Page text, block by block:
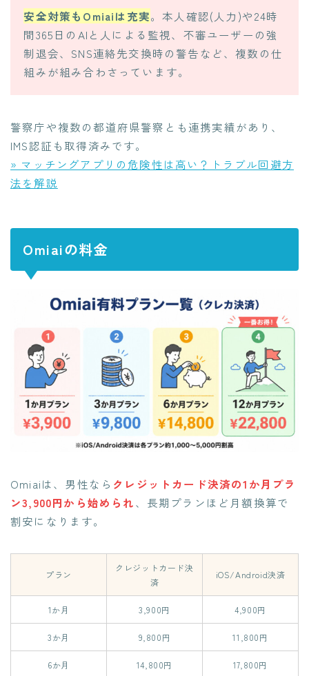
安全対策もOmiaiは充実。本人確認(人力)や24時
間365日のAIと人による監視、不審ユーザーの強
制退会、SNS連絡先交換時の警告など、複数の仕
組みが組み合わさっています。
警察庁や複数の都道府県警察とも連携実績があり、
IMS認証も取得済みです。
» マッチングアプリの危険性は高い？トラブル回避方
法を解説
Omiaiの料金
Omiaiは、男性なら クレジットカード決済の1か月プラ
ン3,900円から始められ、長期プランほど月額換算で
割安になります。
プラン
クレジットカード決
済
iOS/Android決済
1か月 3,900円 4,900円
3か月 9,800円 11,800円
6か月 14,800円 17,800円